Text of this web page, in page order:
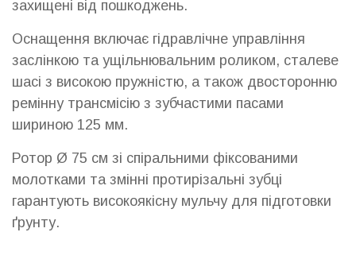
захищені від пошкоджень.
Оснащення включає гідравлічне управління
заслінкою та ущільнювальним роликом, сталеве
шасі з високою пружністю, а також двосторонню
ремінну трансмісію з зубчастими пасами
шириною 125 мм.
Ротор Ø 75 см зі спіральними фіксованими
молотками та змінні протирізальні зубці
гарантують високоякісну мульчу для підготовки
ґрунту.